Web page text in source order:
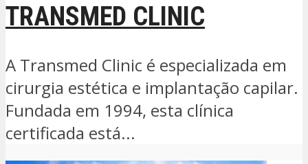
TRANSMED CLINIC
A Transmed Clinic é especializada em
cirurgia estética e implantação capilar.
Fundada em 1994, esta clínica
certificada está...